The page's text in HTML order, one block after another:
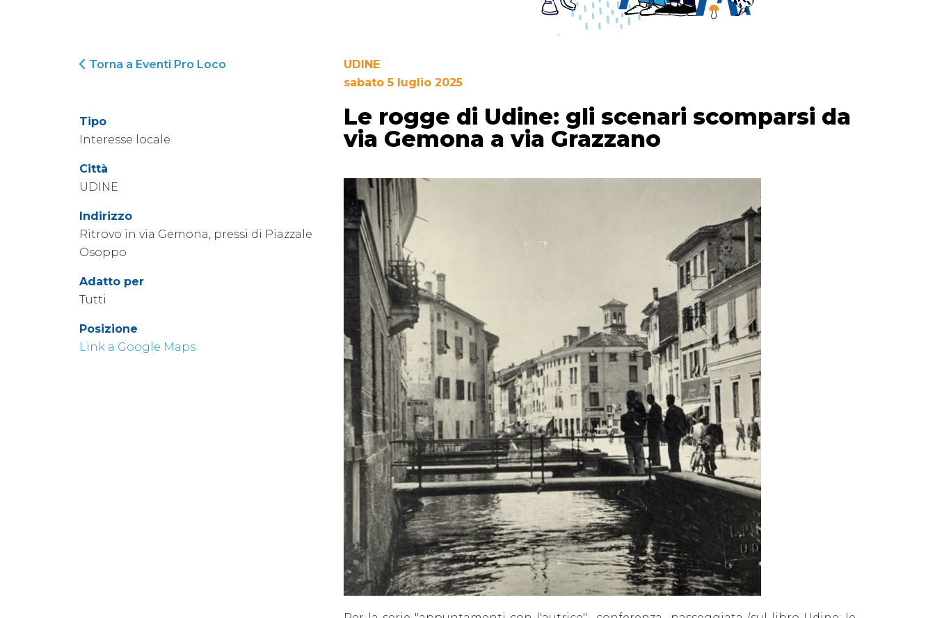
Torna a Eventi Pro Loco
Tipo
Interesse locale
Città
UDINE
Indirizzo
Ritrovo in via Gemona, pressi di Piazzale
Osoppo
Adatto per
Tutti
Posizione
Link a Google Maps
UDINE
sabato 5 luglio 2025
Le rogge di Udine: gli scenari scomparsi da
via Gemona a via Grazzano